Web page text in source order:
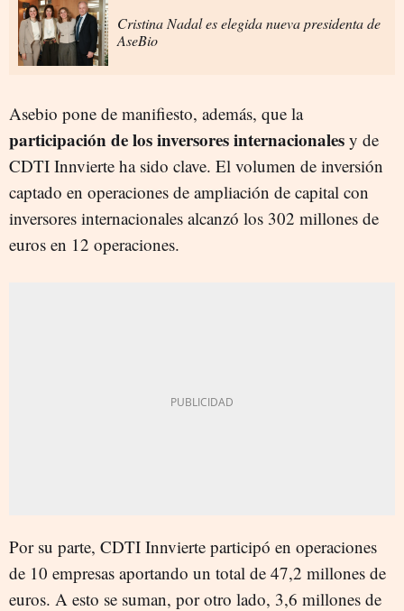
Cristina Nadal es elegida nueva presidenta de
AseBio
Asebio pone de manifiesto, además, que la
participación de los inversores internacionales y de
CDTI Innvierte ha sido clave. El volumen de inversión
captado en operaciones de ampliación de capital con
inversores internacionales alcanzó los 302 millones de
euros en 12 operaciones.
Por su parte, CDTI Innvierte participó en operaciones
de 10 empresas aportando un total de 47,2 millones de
euros. A esto se suman, por otro lado, 3,6 millones de